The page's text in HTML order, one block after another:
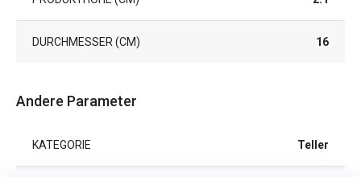
DURCHMESSER (CM) 16
Andere Parameter
KATEGORIE Teller